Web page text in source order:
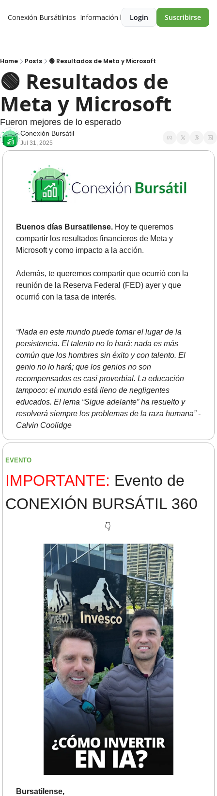
Conexión BursátilPremios Información legalLogin Suscribirse
Home Posts 🟢 Resultados de Meta y Microsoft
🟢 Resultados de
Meta y Microsoft
Fueron mejores de lo esperado
Conexión Bursátil
Jul 31, 2025
Buenos días Bursatilense. Hoy te queremos
compartir los resultados financieros de Meta y
Microsoft y como impacto a la acción.
Además, te queremos compartir que ocurrió con la
reunión de la Reserva Federal (FED) ayer y que
ocurrió con la tasa de interés.
“Nada en este mundo puede tomar el lugar de la
persistencia. El talento no lo hará; nada es más
común que los hombres sin éxito y con talento. El
genio no lo hará; que los genios no son
recompensados es casi proverbial. La educación
tampoco: el mundo está lleno de negligentes
educados. El lema “Sigue adelante” ha resuelto y
resolverá siempre los problemas de la raza humana” -
Calvin Coolidge
EVENTO
IMPORTANTE:
CONEXIÓN BURSÁTIL 360
👇
Bursatilense,